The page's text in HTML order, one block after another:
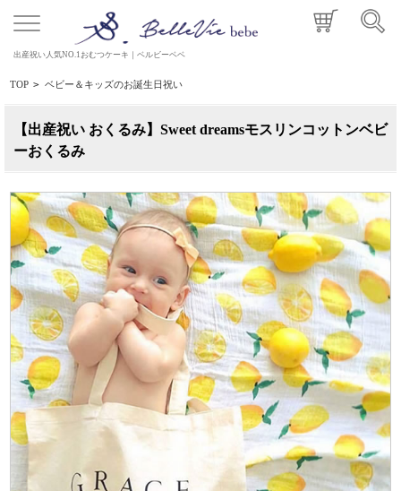
出産祝い人気NO.1おむつケーキ｜ベルビーベベ
TOP > ベビー＆キッズのお誕生日祝い
【出産祝い おくるみ】Sweet dreamsモスリンコットンベビ
ーおくるみ